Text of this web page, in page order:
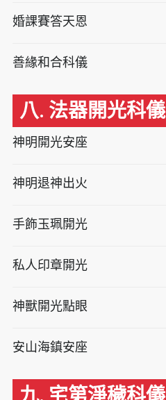
婚課賽答天恩
善緣和合科儀
八. 法器開光科儀
神明開光安座
神明退神出火
手飾玉珮開光
私人印章開光
神獸開光點眼
安山海鎮安座